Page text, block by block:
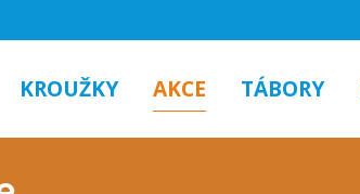
KROUŽKY AKCE TÁBORY